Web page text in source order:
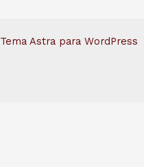
Tema Astra para WordPress